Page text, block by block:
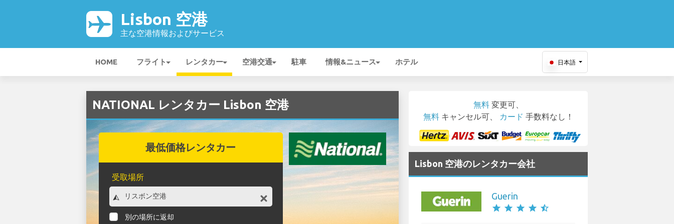
Lisbon 空港
主な空港情報およびサービス
HOME フライト レンタカー 空港交通 駐車 情報&ニュース ホテル 日本語
NATIONAL レンタカー Lisbon 空港
最低価格レンタカー
受取場所
別の場所に返却
無料変更可、
無料キャンセル可、 カード 手数料なし！
Lisbon 空港のレンタカー会社
Guerin
star star star star star_half